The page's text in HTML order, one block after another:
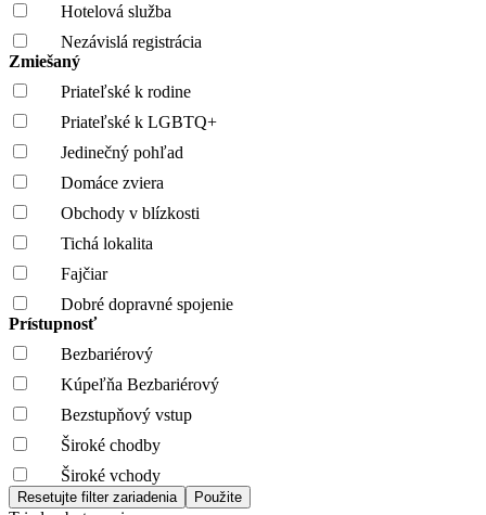
Hotelová služba
Nezávislá registrácia
Zmiešaný
Priateľské k rodine
Priateľské k LGBTQ+
Jedinečný pohľad
Domáce zviera
Obchody v blízkosti
Tichá lokalita
Fajčiar
Dobré dopravné spojenie
Prístupnosť
Bezbariérový
Kúpeľňa Bezbariérový
Bezstupňový vstup
Široké chodby
Široké vchody